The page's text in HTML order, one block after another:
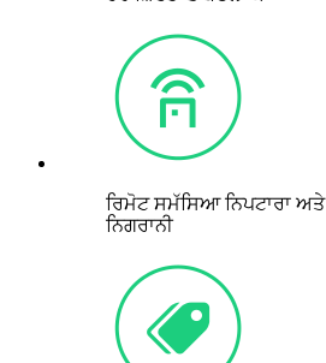
ਰਿਮੋਟ ਸਮੱਸਿਆ ਨਿਪਟਾਰਾ ਅਤੇ
ਨਿਗਰਾਨੀ